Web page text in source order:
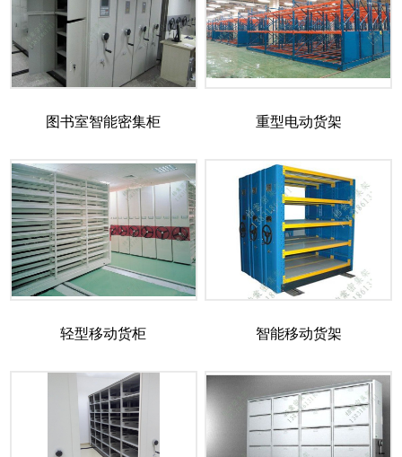
图书室智能密集柜 重型电动货架
轻型移动货柜 智能移动货架